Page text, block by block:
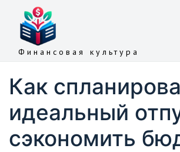
Финансовая культура
Как
идеальный
сэкономить